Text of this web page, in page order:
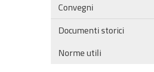
Convegni
Documenti storici
Norme utili